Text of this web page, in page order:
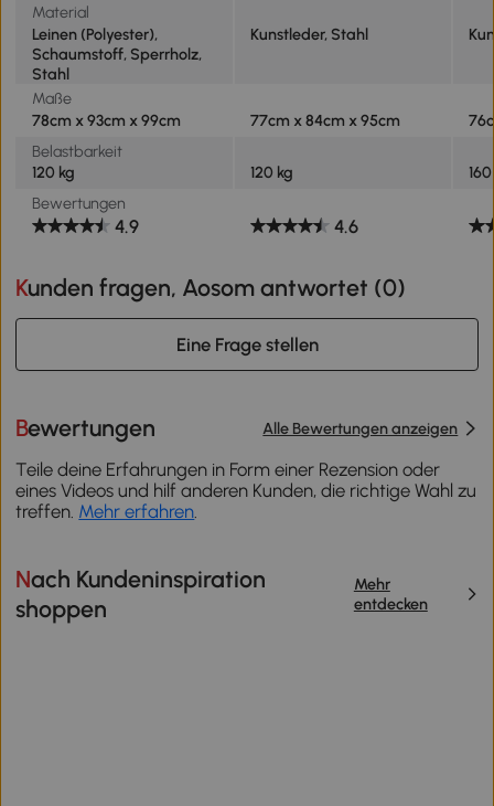
Material
Leinen (Polyester),
Schaumstoff, Sperrholz,
Stahl
Kunstleder, Stahl
Maße
78cm x 93cm x 99cm
77cm x 84cm x 95cm
Belastbarkeit
120 kg
120 kg
Bewertungen
4.9 4.6
Kunden fragen, Aosom antwortet (0)
Eine Frage stellen
Bewertungen Alle Bewertungen anzeigen
Teile deine Erfahrungen in Form einer Rezension oder
eines Videos und hilf anderen Kunden, die richtige Wahl zu
treffen. Mehr erfahren
Nach Kundeninspiration
shoppen
Mehr
entdecken